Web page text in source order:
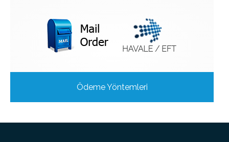
Ödeme Yöntemleri